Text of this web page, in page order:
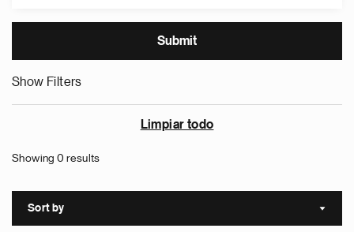
Show Filters
Limpiar todo
Showing 0 results
Sort by Sort